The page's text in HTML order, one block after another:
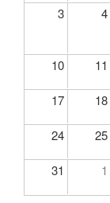
3 4
10 11
17 18
24 25
31 1